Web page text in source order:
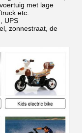
met lage
etc.
UPS
zonnestraat, de